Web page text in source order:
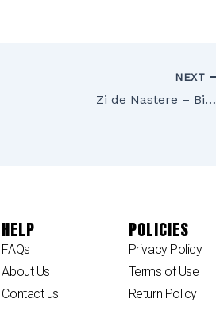
NEXT
Zi de Nastere – Birthday
HELP
FAQs
About Us
Contact us
POLICIES
Privacy Policy
Terms of Use
Return Policy